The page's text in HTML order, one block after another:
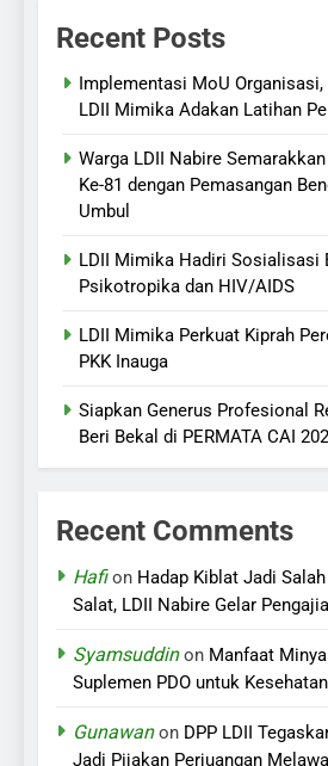
Recent Posts
Implementasi MoU Organisasi,
LDII Mimika Adakan Latihan
Warga LDII Nabire
Ke-81 dengan Pemasangan
Umbul
LDII Mimika Hadiri Sosialisasi
Psikotropika dan HIV/AIDS
LDII Mimika Perkuat Kiprah
PKK Inauga
Siapkan Generus Profesional
Beri Bekal di PERMATA CAI
Recent Comments
Hafion Hadap Kiblat Jadi
Salat, LDII Nabire Gelar
Syamsuddinon Manfaat
Suplemen PDO untuk Kesehatan
Gunawanon DPP LDII
Jadi Pijakan Perjuangan